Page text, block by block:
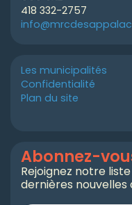
418 332-2757
Les municipalités
Confidentialité
Plan du site
Abonnez-
Rejoignez notre
dernières nouvelles